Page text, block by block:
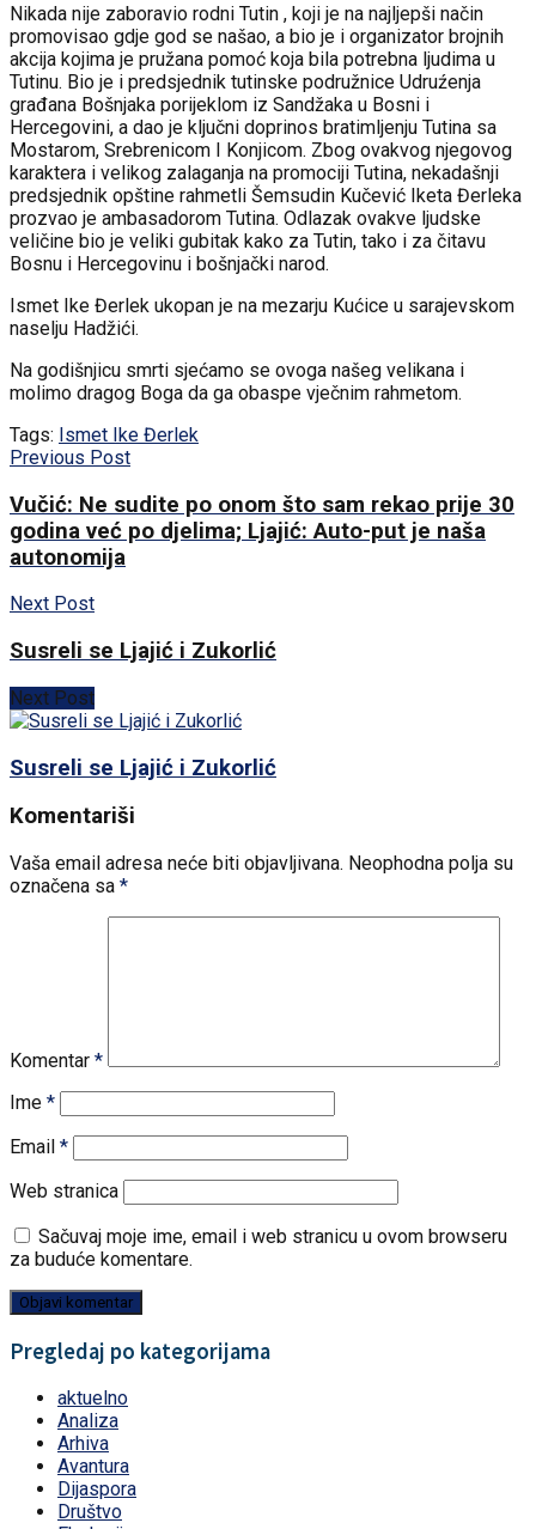
Nikada nije zaboravio rodni Tutin , koji je na najljepši način
promovisao gdje god se našao, a bio je i organizator brojnih
akcija kojima je pružana pomoć koja bila potrebna ljudima u
Tutinu. Bio je i predsjednik tutinske podružnice Udruźenja
građana Bošnjaka porijeklom iz Sandžaka u Bosni i
Hercegovini, a dao je ključni doprinos bratimljenju Tutina sa
Mostarom, Srebrenicom I Konjicom. Zbog ovakvog njegovog
karaktera i velikog zalaganja na promociji Tutina, nekadašnji
predsjednik opštine rahmetli Šemsudin Kučević Iketa Đerleka
prozvao je ambasadorom Tutina. Odlazak ovakve ljudske
veličine bio je veliki gubitak kako za Tutin, tako i za čitavu
Bosnu i Hercegovinu i bošnjački narod.
Ismet Ike Đerlek ukopan je na mezarju Kućice u sarajevskom
naselju Hadžići.
Na godišnjicu smrti sjećamo se ovoga našeg velikana i
molimo dragog Boga da ga obaspe vječnim rahmetom.
Tags: Ismet Ike Đerlek
Previous Post
Vučić: Ne sudite po onom što sam rekao prije 30
godina već po djelima; Ljajić: Auto-put je naša
autonomija
Next Post
Susreli se Ljajić i Zukorlić
Next Post
Susreli se Ljajić i Zukorlić
Komentariši
Vaša email adresa neće biti objavljivana. Neophodna polja su
označena sa *
Komentar *
Ime *
Email *
Web stranica
Sačuvaj moje ime, email i web stranicu u ovom browseru
za buduće komentare.
Pregledaj po kategorijama
aktuelno
Analiza
Arhiva
Avantura
Dijaspora
Društvo